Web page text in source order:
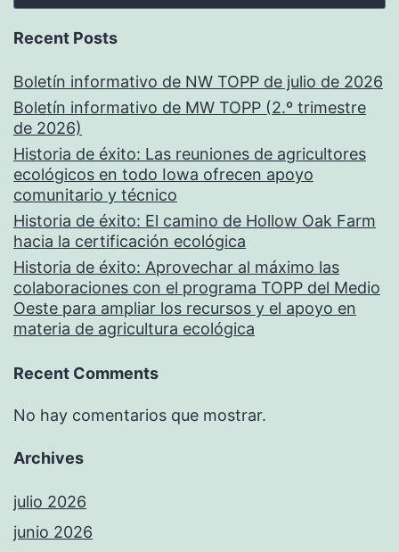
Recent Posts
Boletín informativo de NW TOPP de julio de 2026
Boletín informativo de MW TOPP (2.º trimestre
de 2026)
Historia de éxito: Las reuniones de agricultores
ecológicos en todo Iowa ofrecen apoyo
comunitario y técnico
Historia de éxito: El camino de Hollow Oak Farm
hacia la certificación ecológica
Historia de éxito: Aprovechar al máximo las
colaboraciones con el programa TOPP del Medio
Oeste para ampliar los recursos y el apoyo en
materia de agricultura ecológica
Recent Comments
No hay comentarios que mostrar.
Archives
julio 2026
junio 2026